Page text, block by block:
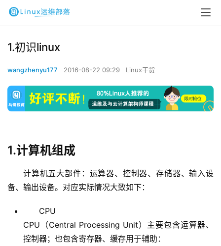
1.初识linux
wangzhenyu177 2016-08-22 09:29 Linux干货
1.计算机组成
计算机五大部件：运算器、控制器、存储器、输入设
备、输出设备。对应实际情况大致如下：
CPU
CPU（Central Processing Unit）主要包含运算器、
控制器；也包含寄存器、缓存用于辅助：